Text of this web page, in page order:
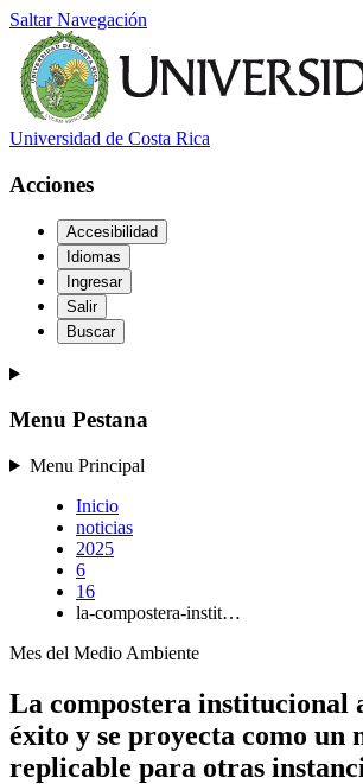
Saltar Navegación
Universidad de Costa Rica
Acciones
Accesibilidad
Idiomas
Ingresar
Salir
Buscar
Menu Pestana
Menu Principal
Inicio
noticias
2025
6
16
la-compostera-instit…
Mes del Medio Ambiente
La compostera institucional
éxito y se proyecta como un
replicable para otras